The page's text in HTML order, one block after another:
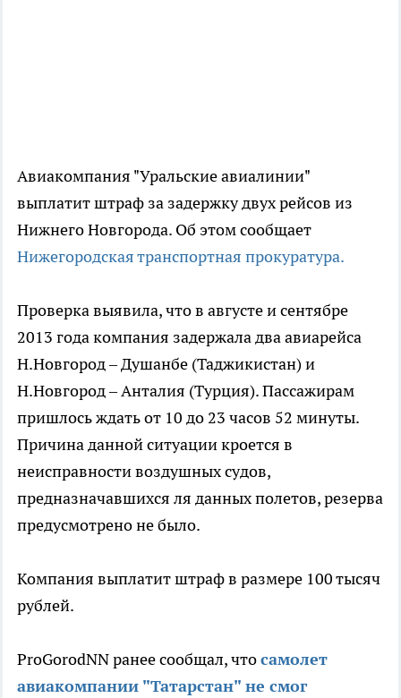
Авиакомпания "Уральские авиалинии"
выплатит штраф за задержку двух рейсов из
Нижнего Новгорода. Об этом сообщает
Нижегородская транспортная прокуратура.
Проверка выявила, что в августе и сентябре
2013 года компания задержала два авиарейса
Н.Новгород – Душанбе (Таджикистан) и
Н.Новгород – Анталия (Турция). Пассажирам
пришлось ждать от 10 до 23 часов 52 минуты.
Причина данной ситуации кроется в
неисправности воздушных судов,
предназначавшихся ля данных полетов, резерва
предусмотрено не было.
Компания выплатит штраф в размере 100 тысяч
рублей.
ProGorodNN ранее сообщал, чтосамолет
авиакомпании "Татарстан" не смог